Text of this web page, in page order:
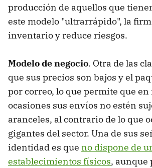
producción de aquellos que
este modelo "ultrarrápido", la
inventario y reduce riesgos.
Modelo de negocio. Otra de las
que sus precios son bajos y el
por correo, lo que permite que en
ocasiones sus envíos no estén
aranceles, al contrario de lo que
gigantes del sector. Una de sus
identidad es que no dispone de
establecimientos físicos, aunque